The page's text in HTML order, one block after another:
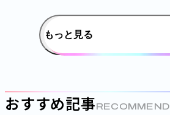
もっと見る
おすすめ記事 RECOMMEND